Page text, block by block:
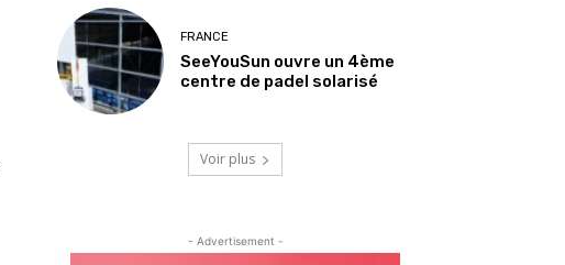
FRANCE
SeeYouSun ouvre un 4ème
centre de padel solarisé
Voir plus
- Advertisement -